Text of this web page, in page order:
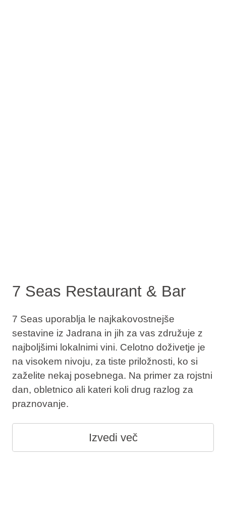
7 Seas Restaurant & Bar
7 Seas uporablja le najkakovostnejše
sestavine iz Jadrana in jih za vas združuje z
najboljšimi lokalnimi vini. Celotno doživetje je
na visokem nivoju, za tiste priložnosti, ko si
zaželite nekaj posebnega. Na primer za rojstni
dan, obletnico ali kateri koli drug razlog za
praznovanje.
Izvedi več